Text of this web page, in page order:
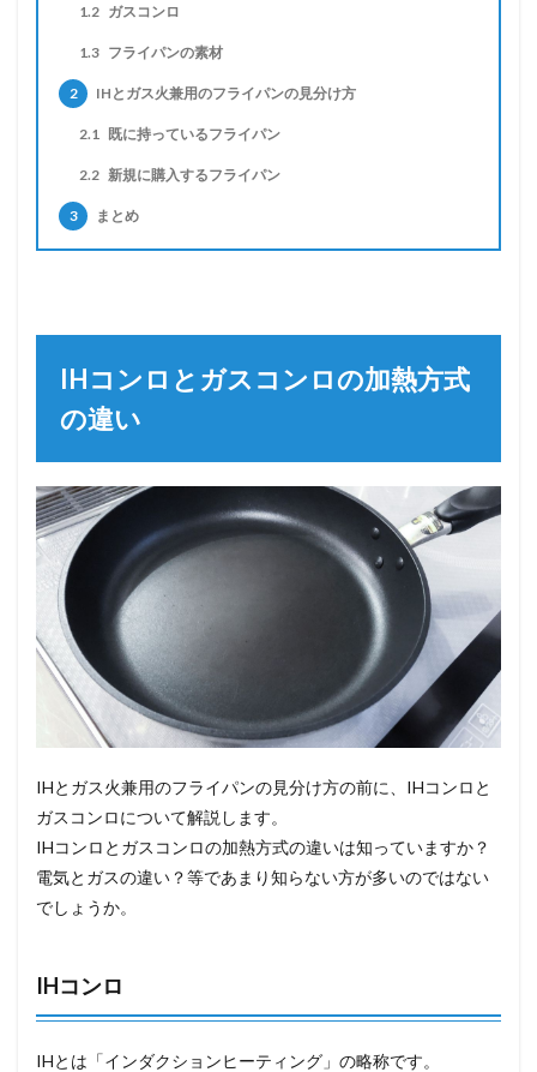
1.2 ガスコンロ
1.3 フライパンの素材
2 IHとガス火兼用のフライパンの見分け方
2.1 既に持っているフライパン
2.2 新規に購入するフライパン
3 まとめ
IHコンロとガスコンロの加熱方式
の違い
IHとガス火兼用のフライパンの見分け方の前に、IHコンロと
ガスコンロについて解説します。
IHコンロとガスコンロの加熱方式の違いは知っていますか？
電気とガスの違い？等であまり知らない方が多いのではない
でしょうか。
IHコンロ
IHとは「インダクションヒーティング」の略称です。